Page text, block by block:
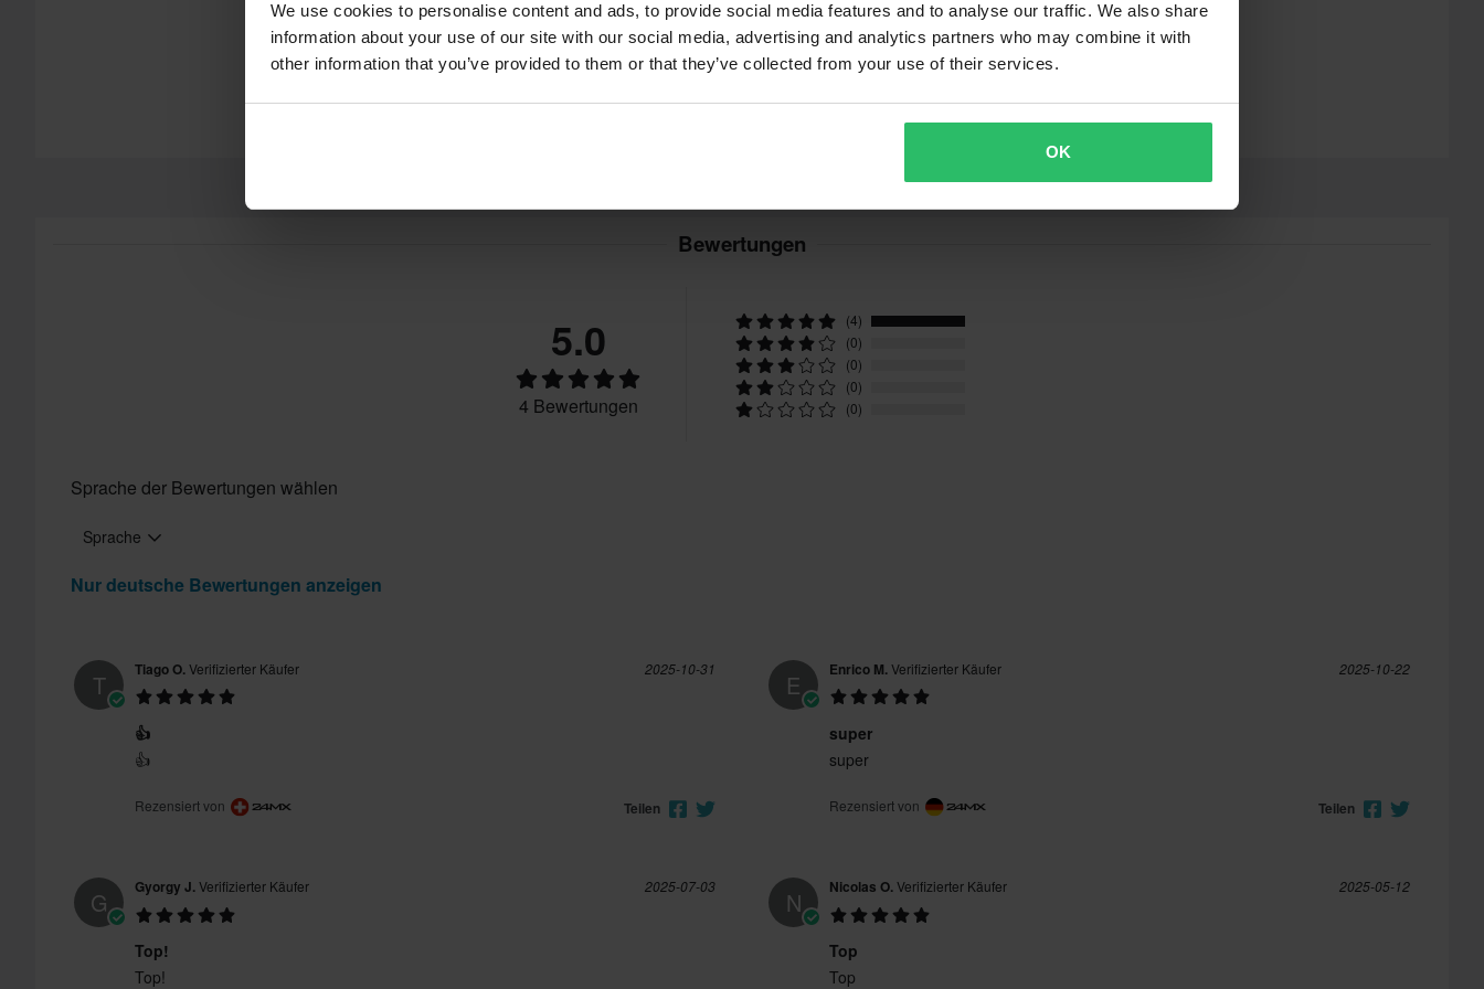
We use cookies to personalise content and ads, to provide social media features and to analyse our traffic. We also share
information about your use of our site with our social media, advertising and analytics partners who may combine it with
other information that you’ve provided to them or that they’ve collected from your use of their services.
OK
Bewertungen
5.0
4 Bewertungen
(4)
(0)
(0)
(0)
(0)
Sprache der Bewertungen wählen
Sprache
Nur deutsche Bewertungen anzeigen
T Tiago O.Verifizierter Käufer 2025-10-31
👍
👍
Rezensiert von Teilen
E Enrico M.Verifizierter Käufer 2025-10-22
super
super
Rezensiert von Teilen
G Gyorgy J.Verifizierter Käufer 2025-07-03
Top!
Top!
N Nicolas O.Verifizierter Käufer 2025-05-12
Top
Top